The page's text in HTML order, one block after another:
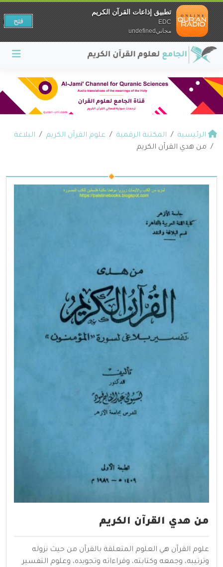
الرئيسية المكتبة الرقمية علوم القرآن الكريم
البلاغة
من هدي القرآن الكريم
من هدي القرآن الكريم
علوم القرآن هي العلوم المتعلقة بالقرآن من حيث نزوله
وترتيبه، وجمعه وكتابته، وقراءاته وتجويده، وعلوم التفسير
تطبيق إذاعات القرآن الكريم
EDC
مجانيundefined
فتح